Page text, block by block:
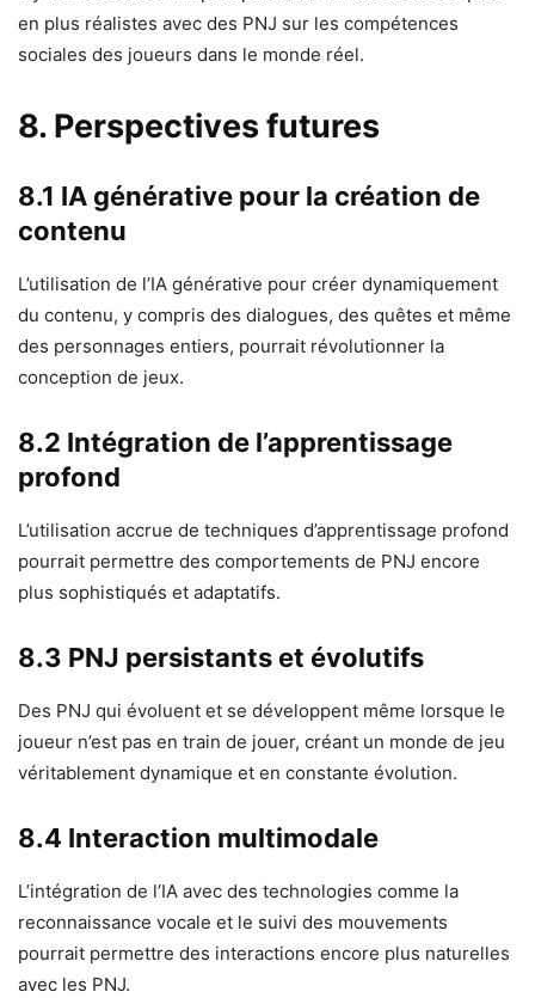
en plus réalistes avec des PNJ sur les compétences
sociales des joueurs dans le monde réel.
8. Perspectives futures
8.1 IA générative pour la création de
contenu
L’utilisation de l’IA générative pour créer dynamiquement
du contenu, y compris des dialogues, des quêtes et même
des personnages entiers, pourrait révolutionner la
conception de jeux.
8.2 Intégration de l’apprentissage
profond
L’utilisation accrue de techniques d’apprentissage profond
pourrait permettre des comportements de PNJ encore
plus sophistiqués et adaptatifs.
8.3 PNJ persistants et évolutifs
Des PNJ qui évoluent et se développent même lorsque le
joueur n’est pas en train de jouer, créant un monde de jeu
véritablement dynamique et en constante évolution.
8.4 Interaction multimodale
L’intégration de l’IA avec des technologies comme la
reconnaissance vocale et le suivi des mouvements
pourrait permettre des interactions encore plus naturelles
avec les PNJ.